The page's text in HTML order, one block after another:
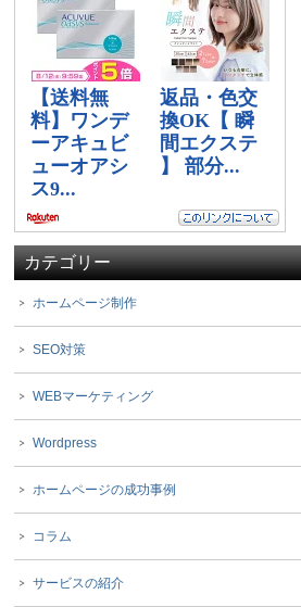
カテゴリー
ホームページ制作
SEO対策
WEBマーケティング
Wordpress
ホームページの成功事例
コラム
サービスの紹介